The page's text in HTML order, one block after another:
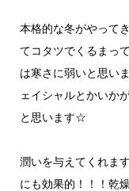
本格的な冬がやって
てコタツでくるまっ
は寒さに弱いと思い
ェイシャルとかいか
と思います☆
潤いを与えてくれま
にも効果的！！！乾